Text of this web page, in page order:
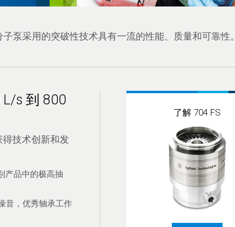
泵采用的突破性技术具有一流的性能、质量和可靠性。
s 到 800
技术创新和发
产品中的极高抽
音，优秀轴承工作
了解 704 FS